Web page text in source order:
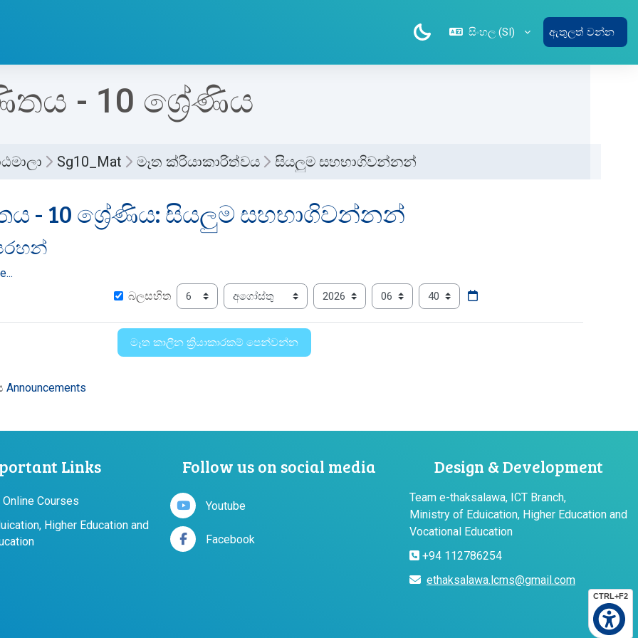
CTRL+F2
සිංහල ‎(SI)‎ ඇතුලත් වන්න
- 10 ශ්‍රේණිය
Sg10_Mat මෑත ක්රියාකාරිත්වය සියලුම සහභාගිවන්නන්
- 10 ශ්‍රේණිය: සියලුම සහභාගිවන්නන්
සිටබලසහිත දිනය මාසය වර්ශය පැය මිනිත්තු
Announcements
Links
Courses
Higher Education and
Follow us on social media
Youtube
Facebook
Design & Development
Team e-thaksalawa, ICT Branch,
Ministry of Eduication, Higher Education and
Vocational Education
+94 112786254
ethaksalawa.lcms@gmail.com